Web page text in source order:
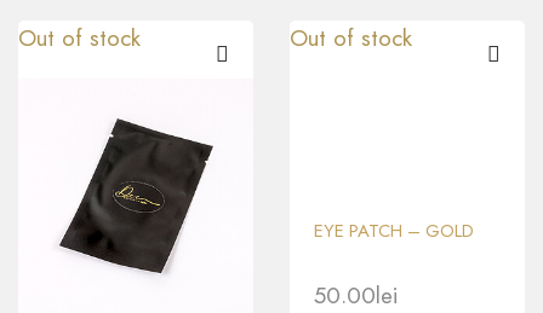
Out of stock Out of stock
EYE PATCH – GOLD
50.00lei